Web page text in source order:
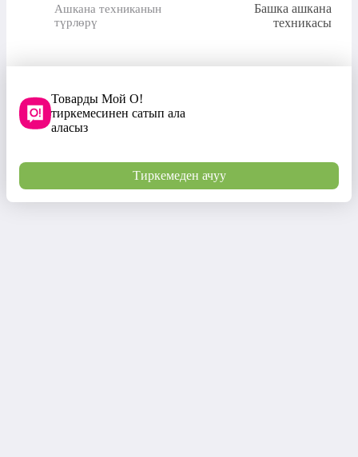
Ашкана техниканын
түрлөрү
Башка ашкана
техникасы
Товарды Мой О!
тиркемесинен сатып ала
аласыз
Тиркемеден ачуу